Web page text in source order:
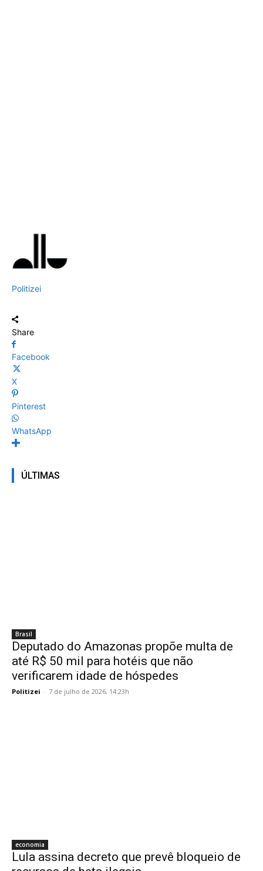
Politizei
Share
Facebook
X
Pinterest
WhatsApp
ÚLTIMAS
Brasil
Deputado do Amazonas propõe multa de
até R$ 50 mil para hotéis que não
verificarem idade de hóspedes
Politizei - 7 de julho de 2026, 14:23h
economia
Lula assina decreto que prevê bloqueio de